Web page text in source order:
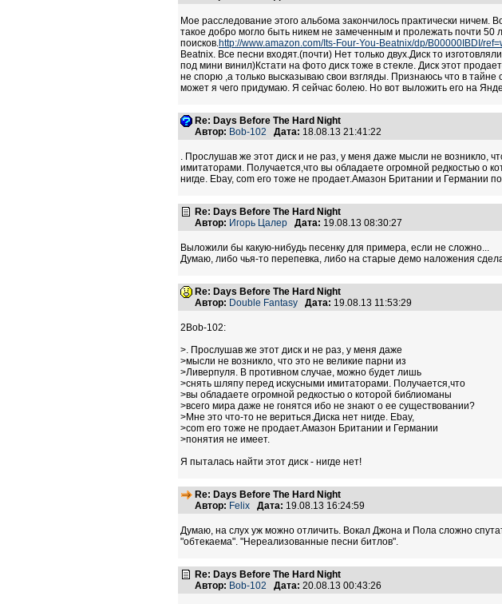
Мое расследование этого альбома закончилось практически ничем.
такое добро могло быть никем не замеченным и пролежать почти
поисков.http://www.amazon.com/Its-Four-You-Beatnix/dp/B00000IBDI/
Beatnix. Все песни входят.(почти) Нет только двух.Диск то
под мини винил)Кстати на фото диск тоже в стекле. Диск этот
не спорю ,а только высказываю свои взгляды. Признаюсь что в тайне
может я чего придумаю. Я сейчас болею. Но вот выложить его на
Re: Days Before The Hard Night
Автор: Bob-102 Дата: 18.08.13 21:41:22
. Прослушав же этот диск и не раз, у меня даже мысли не возникло,
имитаторами. Получается,что вы обладаете огромной редкостью о
нигде. Еbay, com его тоже не продает.Амазон Британии и Германии
Re: Days Before The Hard Night
Автор: Игорь Цалер Дата: 19.08.13 08:30:27
Выложили бы какую-нибудь песенку для примера, если не сложно...
Думаю, либо чья-то перепевка, либо на старые демо наложения
Re: Days Before The Hard Night
Автор: Double Fantasy Дата: 19.08.13 11:53:29
2Bob-102:
>. Прослушав же этот диск и не раз, у меня даже
>мысли не возникло, что это не великие парни из
>Ливерпуля. В противном случае, можно будет лишь
>снять шляпу перед искусными имитаторами. Получается,что
>вы обладаете огромной редкостью о которой библиоманы
>всего мира даже не гонятся ибо не знают о ее существовании?
>Мне это что-то не вериться.Диска нет нигде. Еbay,
>com его тоже не продает.Амазон Британии и Германии
>понятия не имеет.
Я пыталась найти этот диск - нигде нет!
Re: Days Before The Hard Night
Автор: Felix Дата: 19.08.13 16:24:59
Думаю, на слух уж можно отличить. Вокал Джона и Пола сложно
"обтекаема". "Нереализованные песни битлов".
Re: Days Before The Hard Night
Автор: Bob-102 Дата: 20.08.13 00:43:26